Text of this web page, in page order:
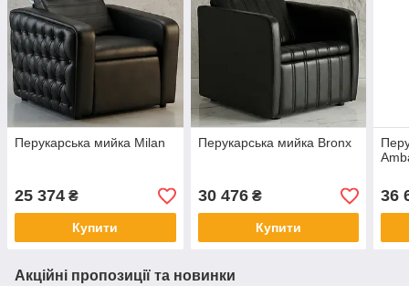
Перукарська мийка Milan
25 374 ₴
Купити
Перукарська мийка Bronx
30 476₴
Купити
36
Акційні пропозиції та новинки